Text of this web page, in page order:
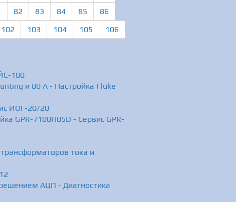
82 83 84 85
86
102 103 104 105
106
100
и 80 A - Настройка Fluke
ИОГ-20/20
GPR-7100H05D - Сервис GPR-
тока и
АЦП - Диагностика